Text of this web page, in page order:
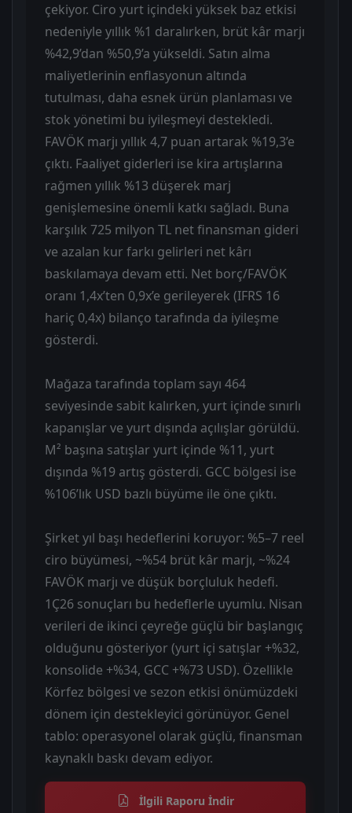
çekiyor. Ciro yurt içindeki yüksek baz etkisi
nedeniyle yıllık %1 daralırken, brüt kâr marjı
%42,9’dan %50,9’a yükseldi. Satın alma
maliyetlerinin enflasyonun altında
tutulması, daha esnek ürün planlaması ve
stok yönetimi bu iyileşmeyi destekledi.
FAVÖK marjı yıllık 4,7 puan artarak %19,3’e
çıktı. Faaliyet giderleri ise kira artışlarına
rağmen yıllık %13 düşerek marj
genişlemesine önemli katkı sağladı. Buna
karşılık 725 milyon TL net finansman gideri
ve azalan kur farkı gelirleri net kârı
baskılamaya devam etti. Net borç/FAVÖK
oranı 1,4x’ten 0,9x’e gerileyerek (IFRS 16
hariç 0,4x) bilanço tarafında da iyileşme
gösterdi.
Mağaza tarafında toplam sayı 464
seviyesinde sabit kalırken, yurt içinde sınırlı
kapanışlar ve yurt dışında açılışlar görüldü.
M² başına satışlar yurt içinde %11, yurt
dışında %19 artış gösterdi. GCC bölgesi ise
%106’lık USD bazlı büyüme ile öne çıktı.
Şirket yıl başı hedeflerini koruyor: %5–7 reel
ciro büyümesi, ~%54 brüt kâr marjı, ~%24
FAVÖK marjı ve düşük borçluluk hedefi.
1Ç26 sonuçları bu hedeflerle uyumlu. Nisan
verileri de ikinci çeyreğe güçlü bir başlangıç
olduğunu gösteriyor (yurt içi satışlar +%32,
konsolide +%34, GCC +%73 USD). Özellikle
Körfez bölgesi ve sezon etkisi önümüzdeki
dönem için destekleyici görünüyor. Genel
tablo: operasyonel olarak güçlü, finansman
kaynaklı baskı devam ediyor.
İlgili Raporu İndir